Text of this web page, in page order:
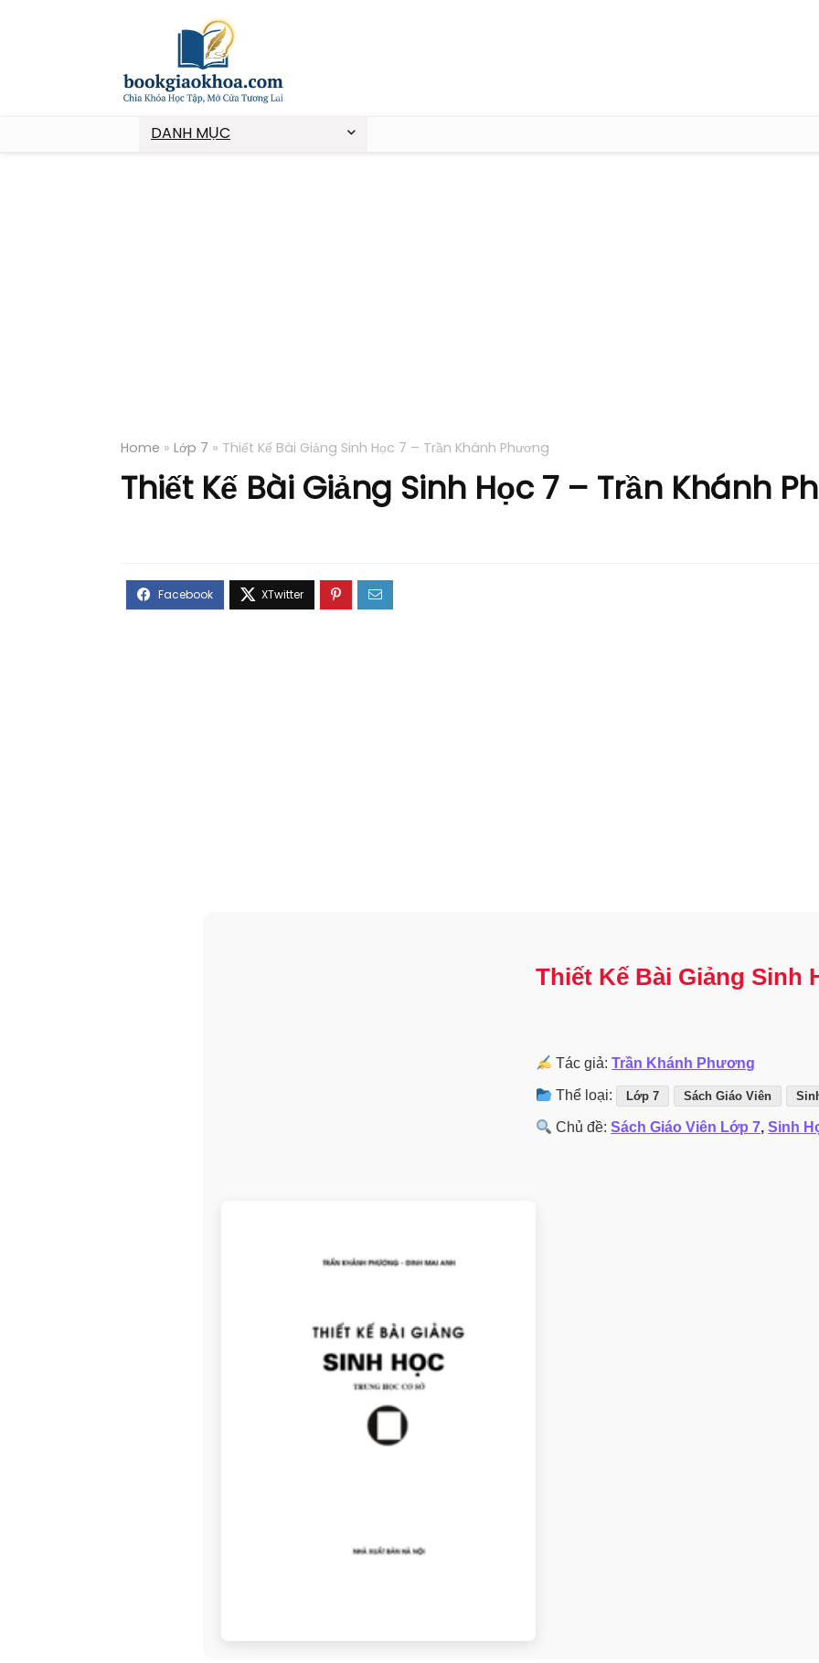
DANH MỤC
Home » Lớp 7 » Thiết Kế Bài Giảng Sinh Học 7 – Trần Khánh Phương
Thiết Kế Bài Giảng Sinh Học 7 – Trần Khánh
Thiết Kế Bài Giảng Sinh
Tác giả:Trần Khánh Phương
Thể loại: Lớp 7 Sách Giáo Viên
Chủ đề:Sách Giáo Viên Lớp 7,Sinh